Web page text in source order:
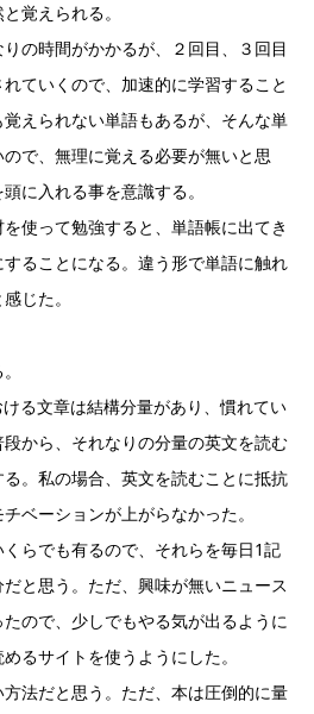
覚えられる。
の時間がかかるが、２回目、３回目
ていくので、加速的に学習すること
えられない単語もあるが、そんな単
で、無理に覚える必要が無いと思
に入れる事を意識する。
使って勉強すると、単語帳に出てき
ることになる。違う形で単語に触れ
じた。
る文章は結構分量があり、慣れてい
から、それなりの分量の英文を読む
。私の場合、英文を読むことに抵抗
ベーションが上がらなかった。
らでも有るので、それらを毎日1記
と思う。ただ、興味が無いニュース
ので、少しでもやる気が出るように
るサイトを使うようにした。
法だと思う。ただ、本は圧倒的に量